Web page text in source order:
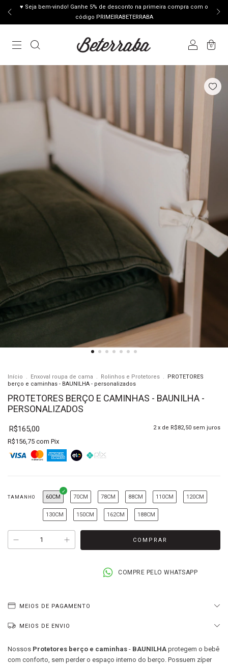
♥ Seja bem-vindo! Ganhe 5% de desconto na primeira compra com o
código PRIMEIRABETERRABA
0
Início . Enxoval roupa de cama . Rolinhos e Protetores .
PROTETORES
berço e caminhas - BAUNILHA - personalizados
PROTETORES BERÇO E CAMINHAS - BAUNILHA -
PERSONALIZADOS
R$165,00 2 x de R$82,50 sem juros
R$156,75 com Pix
TAMANHO 60CM 70CM 78CM 88CM 110CM 120CM
130CM 150CM 162CM 188CM
COMPRE PELO WHATSAPP
MEIOS DE PAGAMENTO
MEIOS DE ENVIO
Nossos Protetores berço e caminhas - BAUNILHA protegem o bebê
com conforto, sem perder o espaço interno do berço. Possuem zíper